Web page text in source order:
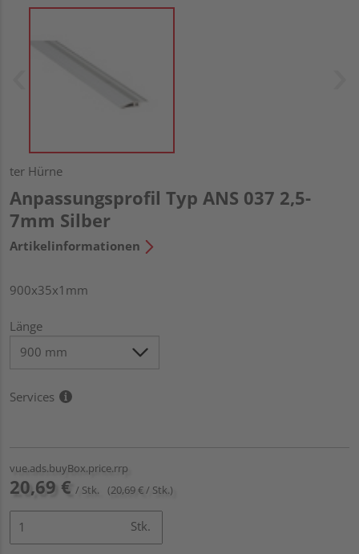
ter Hürne
Anpassungsprofil Typ ANS 037 2,5-
7mm Silber
Artikelinformationen
900x35x1mm
Länge
Services
vue.ads.buyBox.price.rrp
20,69 € / Stk. (20,69 € / Stk.)
Stk.